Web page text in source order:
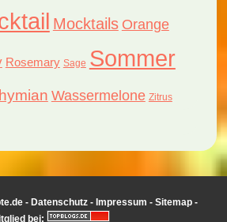
Mocktails Orange
Rosemary Sage Sommer
Wassermelone Zitrus
- Datenschutz- Impressum - Sitemap-
bei: